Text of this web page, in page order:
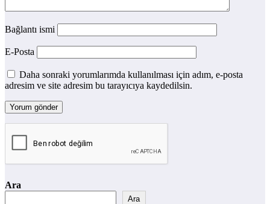
Bağlantı ismi
E-Posta
Daha sonraki yorumlarımda kullanılması için adım, e-posta
adresim ve site adresim bu tarayıcıya kaydedilsin.
Ara
Ara